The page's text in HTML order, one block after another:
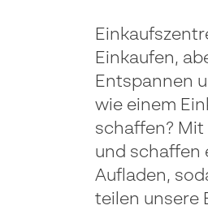
Einkaufen,
Entspannen
wie einem
schaffen?
und schaffen
Aufladen,
teilen unsere